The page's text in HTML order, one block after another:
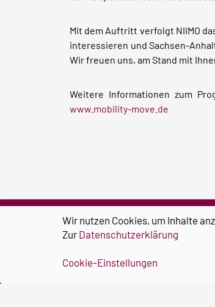
Mit dem Auftritt verfolgt NIIMO
interessieren und Sachsen-
Wir freuen uns, am Stand mit
Weitere Informationen zum
www.mobility-move.de
Wir nutzen Cookies, um Inhalte
Zur Datenschutzerklärung
Cookie-Einstellungen